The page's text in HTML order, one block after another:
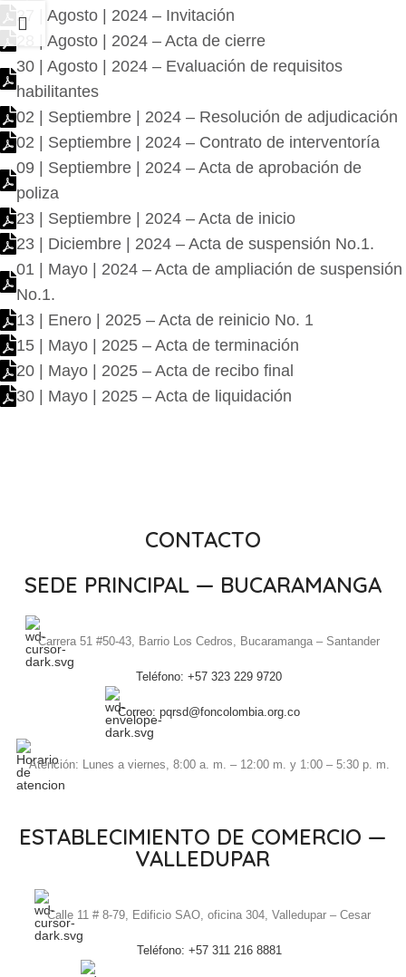
27 | Agosto | 2024 – Invitación
28 | Agosto | 2024 – Acta de cierre
30 | Agosto | 2024 – Evaluación de requisitos
habilitantes
02 | Septiembre | 2024 – Resolución de adjudicación
02 | Septiembre | 2024 – Contrato de interventoría
09 | Septiembre | 2024 – Acta de aprobación de
poliza
23 | Septiembre | 2024 – Acta de inicio
23 | Diciembre | 2024 – Acta de suspensión No.1.
01 | Mayo | 2024 – Acta de ampliación de suspensión
No.1.
13 | Enero | 2025 – Acta de reinicio No. 1
15 | Mayo | 2025 – Acta de terminación
20 | Mayo | 2025 – Acta de recibo final
30 | Mayo | 2025 – Acta de liquidación
CONTACTO
SEDE PRINCIPAL — BUCARAMANGA
Carrera 51 #50-43, Barrio Los Cedros, Bucaramanga – Santander
Teléfono: +57 323 229 9720
Correo: pqrsd@foncolombia.org.co
Atención: Lunes a viernes, 8:00 a. m. – 12:00 m. y 1:00 – 5:30 p. m.
ESTABLECIMIENTO DE COMERCIO —
VALLEDUPAR
Calle 11 # 8-79, Edificio SAO, oficina 304, Valledupar – Cesar
Teléfono: +57 311 216 8881